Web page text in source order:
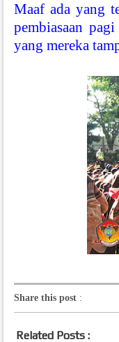
Maaf ada yang
pembiasaan
yang mereka
Share this post :
Related Posts :